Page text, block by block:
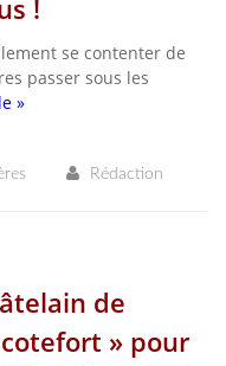
!
se contenter de
passer sous les
»
Rédaction
de
» pour